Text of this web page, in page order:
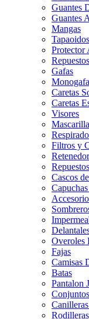
Guantes
Guantes
Mangas
Protector
Gafas
Caretas
Caretas
Visores
Filtros y
Cascos
Overoles
Fajas
Camisas
Batas
Pantalon